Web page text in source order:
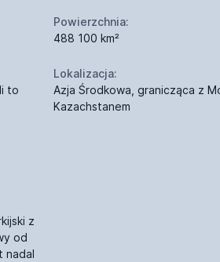
Powierzchnia:
488 100 km²
to
Lokalizacja:
Azja Środkowa, granicząca z
Kazachstanem
z
od
nadal